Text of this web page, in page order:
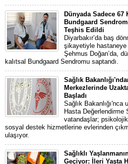
Dünyada Sadece
Bundgaard
Teşhis Edildi
Diyarbakır’da baş
şikayetiyle hastaneye
Şehmus Doğan’da,
kalıtsal Bundgaard Sendromu saptandı.
Sağlık
Merkezlerinde
Başladı
Sağlık
Hasta Değerlendirme
vatandaşlar;
sosyal destek hizmetlerine evlerinden
ulaşıyor.
Sağlıklı
Geçiyor: İleri Yaşta